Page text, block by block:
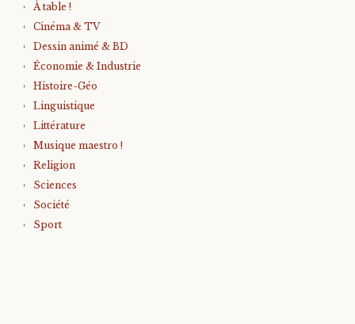
À table !
Cinéma & TV
Dessin animé & BD
Économie & Industrie
Histoire-Géo
Linguistique
Littérature
Musique maestro !
Religion
Sciences
Société
Sport